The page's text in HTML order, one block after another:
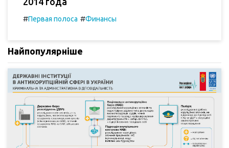
#Первая полоса #Финансы
Найпопулярніше